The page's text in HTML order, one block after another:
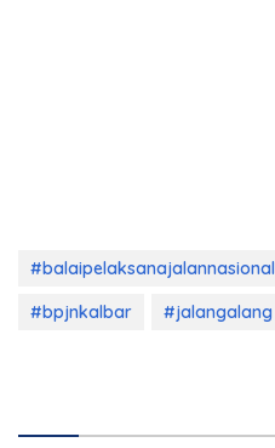
#balaipelaksanajalannasional
#bpjnkalbar
#jalangalang